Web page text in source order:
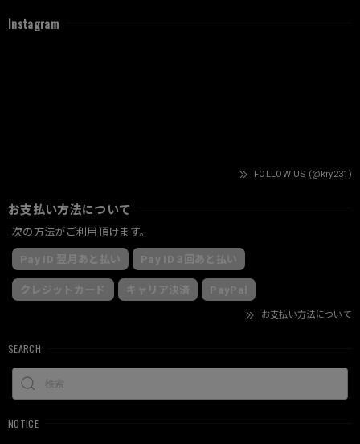
Instagram
FOLLOW US (@kry231)
お支払い方法について
次の方法がご利用頂けます。
Pay ID 翌月あと払い Pay ID 3回あと払い
クレジットカード キャリア決済 PayPal
お支払い方法について
SEARCH
NOTICE